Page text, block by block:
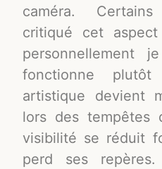
caméra.
critiqué cet
personnellement
fonctionne
artistique devient
lors des tempêtes
visibilité se réduit
perd ses